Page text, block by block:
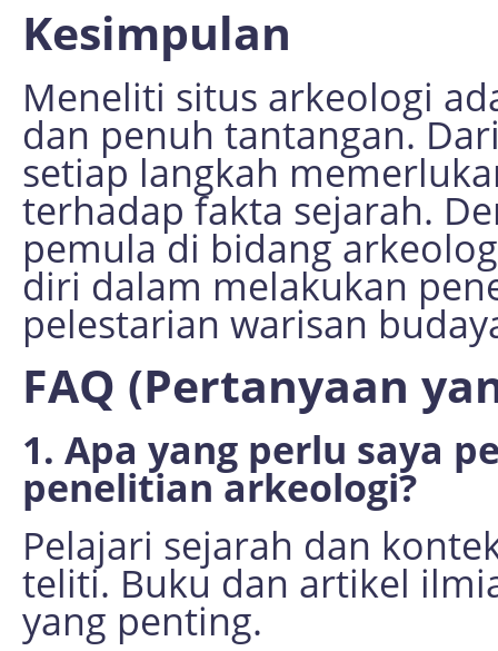
Kesimpulan
Meneliti situs arkeologi
dan penuh tantangan.
setiap langkah
terhadap fakta sejarah.
pemula di bidang
diri dalam melakukan
pelestarian warisan
FAQ (Pertanyaan
1. Apa yang perlu saya
penelitian arkeologi?
Pelajari sejarah dan
teliti. Buku dan artikel
yang penting.